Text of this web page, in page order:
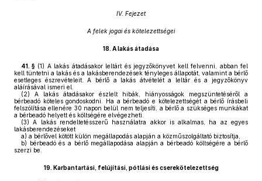
IV. Fejezet
A felek jogai és kötelezettségei
18. A lakás átadása
41. § (1) A lakás átadásakor leltárt és jegyzőkönyvet kell felvenni, abban fel
kell tüntetni a lakás és a lakásberendezések tényleges állapotát, valamint a bérlő
esetleges észrevételeit. A bérlő a lakás átvételét a leltár és a jegyzőkönyv
aláírásával ismeri el.
(2) A lakás átadásakor észlelt hibák, hiányosságok megszüntetéséről a
bérbeadó köteles gondoskodni. Ha a bérbeadó e kötelezettségét a bérlő írásbeli
felszólítása ellenére 30 napon belül nem teljesíti, a bérlő a szükséges munkákat
a bérbeadó helyett és költségére elvégezheti.
(3) A lakás rendeltetésszerű használatra akkor is alkalmas, ha az egyes
lakásberendezéseket
a) a bérlővel kötött külön megállapodás alapján a közműszolgáltató biztosítja,
b) bérbeadó és a bérlő megállapodása alapján a bérbeadó költségére a bérlő
szerzi be.
19. Karbantartási, felújítási, pótlási és cserekötelezettség